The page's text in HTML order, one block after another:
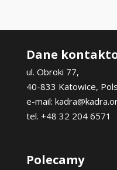
Dane
ul. Obroki 77,
40-833 Katowice,
e-mail:
tel. +48 32 204 6571
Polecamy